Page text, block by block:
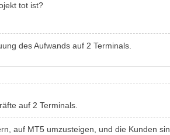
tot ist?
des Aufwands auf 2 Terminals.
auf 2 Terminals.
auf MT5 umzusteigen, und die Kunden